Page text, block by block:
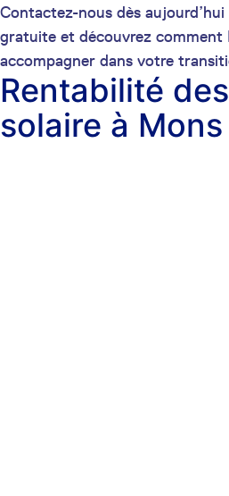
Contactez-nous dès
gratuite et découvrez comment
accompagner dans votre
Rentabilité
solaire à Mons